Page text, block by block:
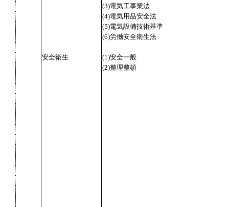
(3)電気工事業法
(4)電気用品安全法
(5)電気設備技術基準
(6)労働安全衛生法
安全衛生
(1)安全一般
(2)整理整頓